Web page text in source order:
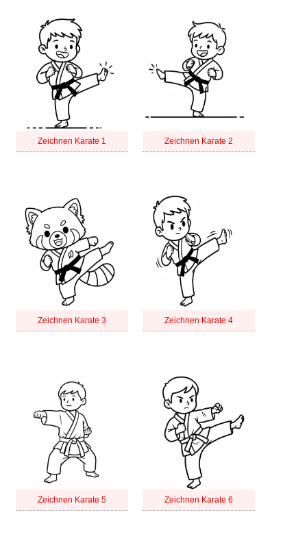
Zeichnen Karate 1 Zeichnen Karate 2
Zeichnen Karate 3 Zeichnen Karate 4
Zeichnen Karate 5 Zeichnen Karate 6